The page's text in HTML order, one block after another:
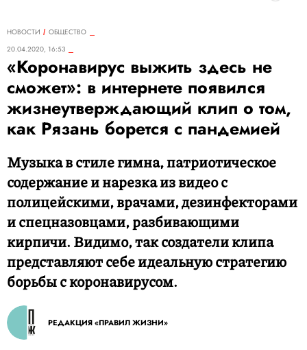
НОВОСТИ
ОБЩЕСТВО
20.04.2020, 16:53
«Коронавирус выжить здесь не
сможет»: в интернете появился
жизнеутверждающий клип о том,
как Рязань борется с пандемией
Музыка в стиле гимна, патриотическое
содержание и нарезка из видео с
полицейскими, врачами, дезинфекторами
и спецназовцами, разбивающими
кирпичи. Видимо, так создатели клипа
представляют себе идеальную стратегию
борьбы с коронавирусом.
РЕДАКЦИЯ «ПРАВИЛ ЖИЗНИ»